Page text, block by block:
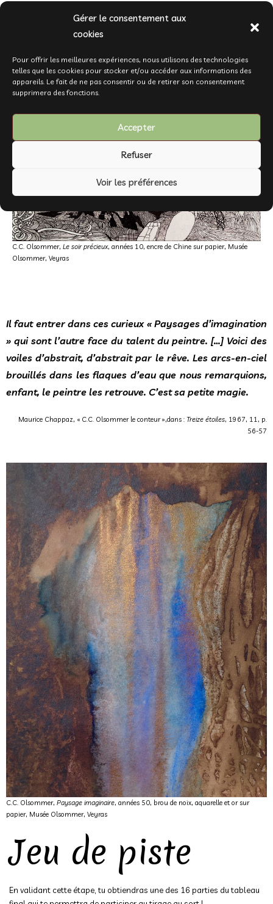
Gérer le consentement aux
cookies
Pour offrir les meilleures expériences, nous utilisons des technologies
telles que les cookies pour stocker et/ou accéder aux informations des
appareils. Le fait de ne pas consentir ou de retirer son consentement
supprimera des fonctions.
Accepter
Refuser
Voir les préférences
C.C. Olsommer, Le soir précieux, années 10, encre de Chine sur papier, Musée
Olsommer, Veyras
Il faut entrer dans ces curieux « Paysages d’imagination
» qui sont l’autre face du talent du peintre. […] Voici des
voiles d’abstrait, d’abstrait par le rêve. Les arcs-en-ciel
brouillés dans les flaques d’eau que nous remarquions,
enfant, le peintre les retrouve. C’est sa petite magie.
Maurice Chappaz, « C.C. Olsommer le conteur »,dans : Treize étoiles, 1967, 11, p.
56-57
C.C. Olsommer, Paysage imaginaire, années 50, brou de noix, aquarelle et or sur
papier, Musée Olsommer, Veyras
Jeu de piste
En validant cette étape, tu obtiendras une des 16 parties du tableau